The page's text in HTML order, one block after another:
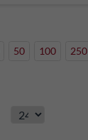
50 100 250